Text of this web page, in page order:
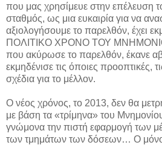
που μας χρησίμευε στην επέλευση
σταθμός, ως μια ευκαιρία για να
αξιολογήσουμε το παρελθόν, έχει
ΠΟΛΙΤΙΚΟ ΧΡΟΝΟ ΤΟΥ
που ακύρωσε το παρελθόν, έκανε
εκμηδένισε τις όποιες προοπτικές,
σχέδια για το μέλλον.
Ο νέος χρόνος, το 2013, δεν θα
με βάση τα «τρίμηνα» του
γνώμονα την πιστή εφαρμογή των
των τμημάτων των δόσεων… Ο